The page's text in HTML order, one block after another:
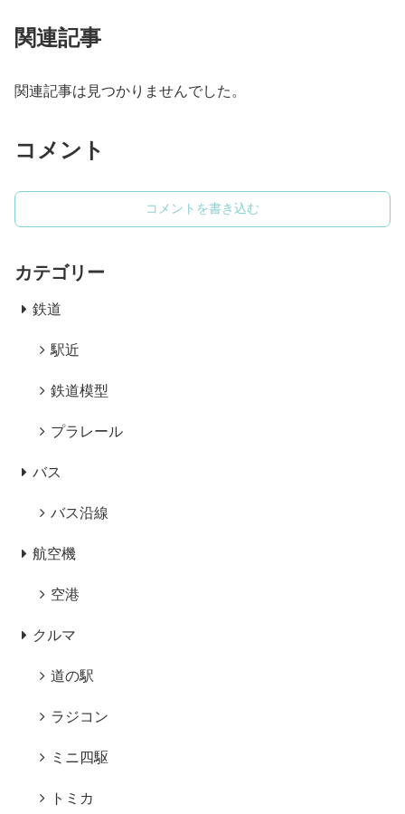
関連記事
関連記事は見つかりませんでした。
コメント
コメントを書き込む
カテゴリー
鉄道
駅近
鉄道模型
プラレール
バス
バス沿線
航空機
空港
クルマ
道の駅
ラジコン
ミニ四駆
トミカ